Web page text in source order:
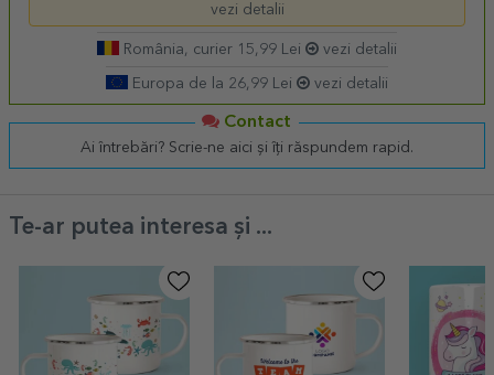
vezi detalii
România, curier 15,99 Lei vezi detalii
Europa de la 26,99 Lei vezi detalii
Contact
Ai întrebări? Scrie-ne aici și îți răspundem rapid.
Te-ar putea interesa și ...